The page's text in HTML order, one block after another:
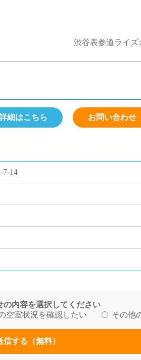
渋谷表参道ライズ
細はこちら お問い合わせ
7-14
の内容を選択してください
空室状況を確認したい その他
信する（無料）